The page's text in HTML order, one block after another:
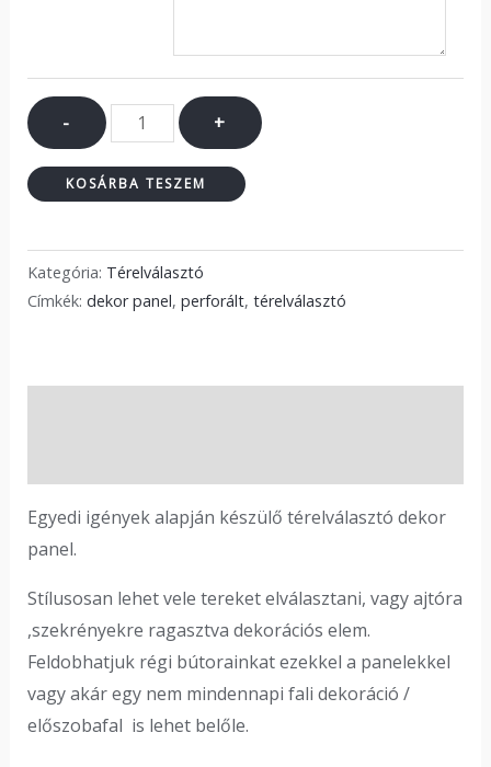
- +
KOSÁRBA TESZEM
Kategória: Térelválasztó
Címkék: dekor panel, perforált, térelválasztó
Egyedi igények alapján készülő térelválasztó dekor
panel.
Stílusosan lehet vele tereket elválasztani, vagy ajtóra
,szekrényekre ragasztva dekorációs elem.
Feldobhatjuk régi bútorainkat ezekkel a panelekkel
vagy akár egy nem mindennapi fali dekoráció /
előszobafal is lehet belőle.